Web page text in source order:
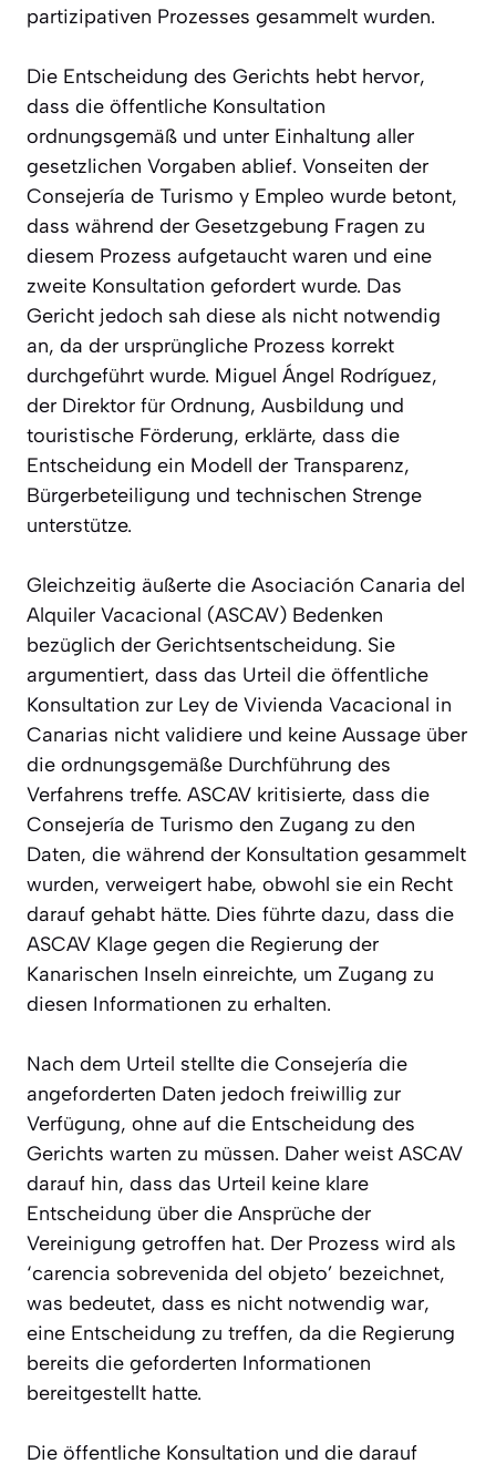
partizipativen Prozesses gesammelt wurden.
Die Entscheidung des Gerichts hebt hervor,
dass die öffentliche Konsultation
ordnungsgemäß und unter Einhaltung aller
gesetzlichen Vorgaben ablief. Vonseiten der
Consejería de Turismo y Empleo wurde betont,
dass während der Gesetzgebung Fragen zu
diesem Prozess aufgetaucht waren und eine
zweite Konsultation gefordert wurde. Das
Gericht jedoch sah diese als nicht notwendig
an, da der ursprüngliche Prozess korrekt
durchgeführt wurde. Miguel Ángel Rodríguez,
der Direktor für Ordnung, Ausbildung und
touristische Förderung, erklärte, dass die
Entscheidung ein Modell der Transparenz,
Bürgerbeteiligung und technischen Strenge
unterstütze.
Gleichzeitig äußerte die Asociación Canaria del
Alquiler Vacacional (ASCAV) Bedenken
bezüglich der Gerichtsentscheidung. Sie
argumentiert, dass das Urteil die öffentliche
Konsultation zur Ley de Vivienda Vacacional in
Canarias nicht validiere und keine Aussage über
die ordnungsgemäße Durchführung des
Verfahrens treffe. ASCAV kritisierte, dass die
Consejería de Turismo den Zugang zu den
Daten, die während der Konsultation gesammelt
wurden, verweigert habe, obwohl sie ein Recht
darauf gehabt hätte. Dies führte dazu, dass die
ASCAV Klage gegen die Regierung der
Kanarischen Inseln einreichte, um Zugang zu
diesen Informationen zu erhalten.
Nach dem Urteil stellte die Consejería die
angeforderten Daten jedoch freiwillig zur
Verfügung, ohne auf die Entscheidung des
Gerichts warten zu müssen. Daher weist ASCAV
darauf hin, dass das Urteil keine klare
Entscheidung über die Ansprüche der
Vereinigung getroffen hat. Der Prozess wird als
‘carencia sobrevenida del objeto’ bezeichnet,
was bedeutet, dass es nicht notwendig war,
eine Entscheidung zu treffen, da die Regierung
bereits die geforderten Informationen
bereitgestellt hatte.
Die öffentliche Konsultation und die darauf